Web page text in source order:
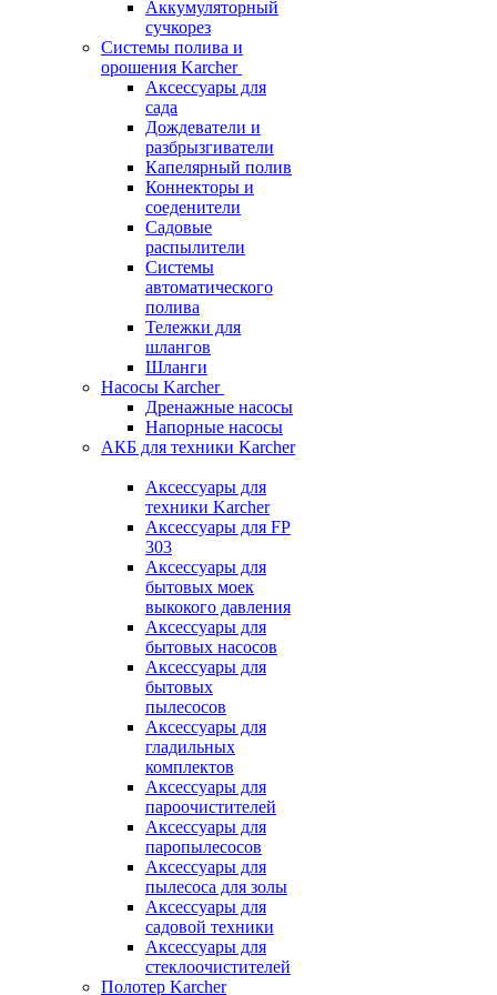
Аккумуляторный
сучкорез
Системы полива и
орошения Karcher
Аксессуары для
сада
Дождеватели и
разбрызгиватели
Капелярный полив
Коннекторы и
соеденители
Садовые
распылители
Системы
автоматического
полива
Тележки для
шлангов
Шланги
Насосы Karcher
Дренажные насосы
Напорные насосы
АКБ для техники Karcher
Аксессуары для
техники Karcher
Аксессуары для FP
303
Аксессуары для
бытовых моек
выкокого давления
Аксессуары для
бытовых насосов
Аксессуары для
бытовых
пылесосов
Аксессуары для
гладильных
комплектов
Аксессуары для
пароочистителей
Аксессуары для
паропылесосов
Аксессуары для
пылесоса для золы
Аксессуары для
садовой техники
Аксессуары для
стеклоочистителей
Полотер Karcher